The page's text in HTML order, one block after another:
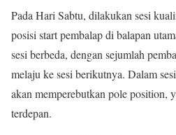
Pada Hari Sabtu, dilakukan sesi
posisi start pembalap di balapan
sesi berbeda, dengan sejumlah
melaju ke sesi berikutnya. Dalam
akan memperebutkan pole position,
terdepan.